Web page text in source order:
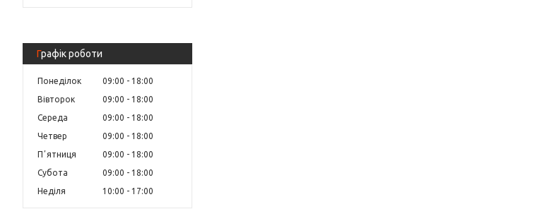
Графік роботи
Понеділок 09:00
18:00
Вівторок
09:00
18:00
Середа
09:00
18:00
Четвер
09:00
18:00
Пʼятниця
09:00
18:00
Субота
09:00
18:00
Неділя
10:00 17:00